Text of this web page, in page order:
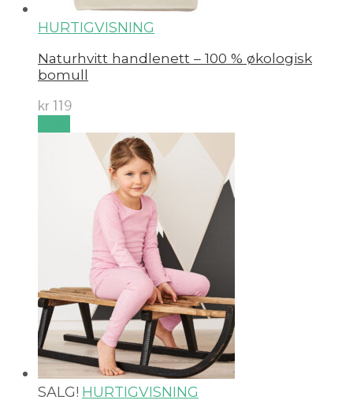
HURTIGVISNING
Naturhvitt handlenett – 100 % økologisk
bomull
kr 119
SALG! HURTIGVISNING